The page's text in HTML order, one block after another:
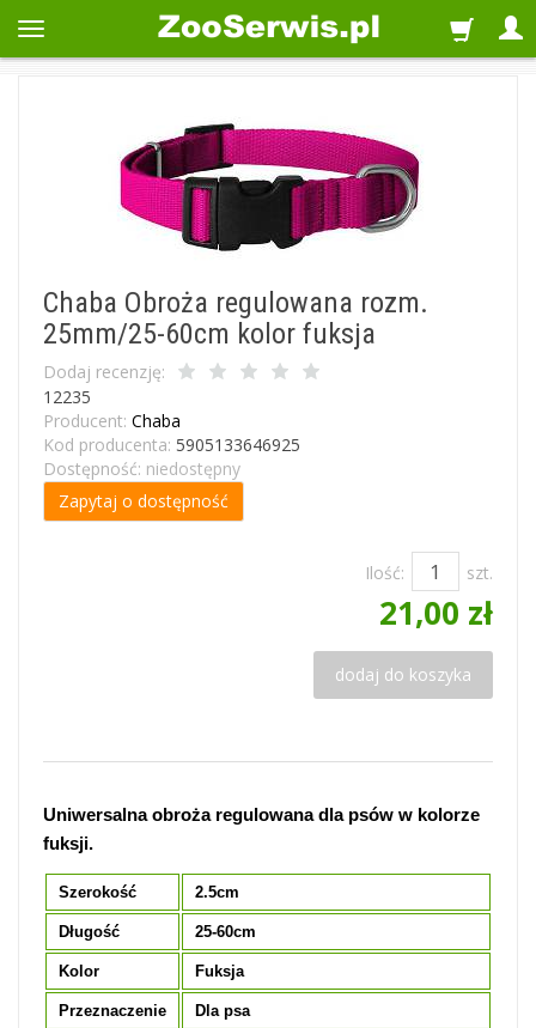
Chaba Obroża regulowana rozm.
25mm/25-60cm kolor fuksja
Dodaj recenzję:
12235
Producent: Chaba
Kod producenta: 5905133646925
Dostępność: niedostępny
Zapytaj o dostępność
Ilość: szt.
21,00 zł
dodaj do koszyka
Uniwersalna obroża regulowana dla psów w kolorze
fuksji.
Szerokość 2.5cm
Długość 25-60cm
Kolor Fuksja
Przeznaczenie Dla psa